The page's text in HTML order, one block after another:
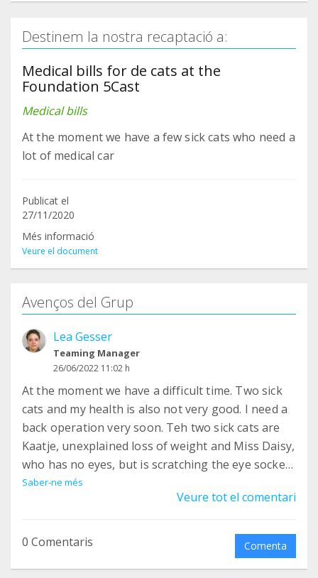
Destinem la nostra recaptació a:
Medical bills for de cats at the
Foundation 5Cast
Medical bills
At the moment we have a few sick cats who need a
lot of medical car
Publicat el
27/11/2020
Més informació
Veure el document
Avenços del Grup
Lea Gesser
Teaming Manager
26/06/2022 11:02 h
At the moment we have a difficult time. Two sick
cats and my health is also not very good. I need a
back operation very soon. Teh two sick cats are
Kaatje, unexplained loss of weight and Miss Daisy,
who has no eyes, but is scratching the eye socket
and now has a hole in it.
Saber-ne més
Veure tot el comentari
0 Comentaris Comenta